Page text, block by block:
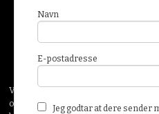
Vår nettbutikk bruker cookies slik
og vi kan yte deg bedre service. Vi
Navn
E-postadresse
Jeg godtar at dere sender